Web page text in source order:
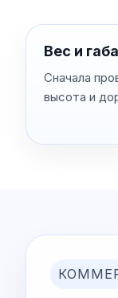
Вес и
Сначала
высота и